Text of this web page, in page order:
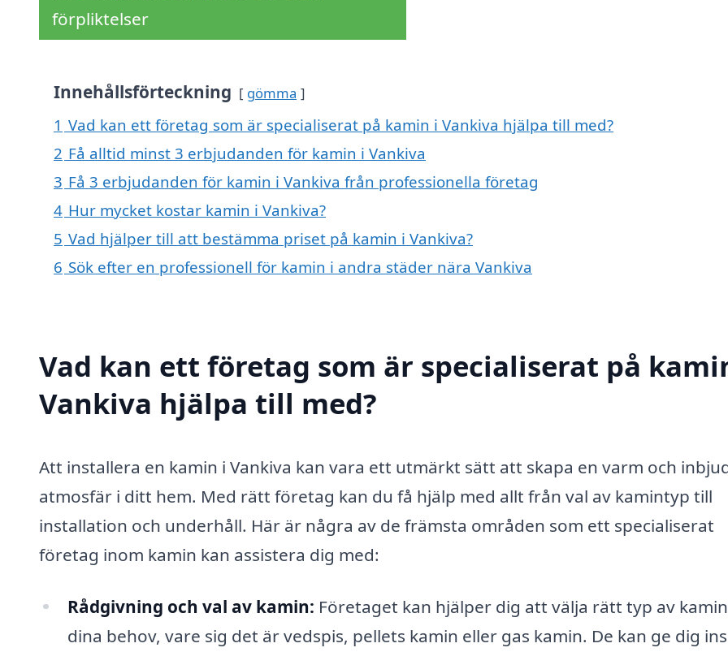
förpliktelser
Innehållsförteckning gömma
1 Vad kan ett företag som är specialiserat på kamin i Vankiva hjälpa till med?
2 Få alltid minst 3 erbjudanden för kamin i Vankiva
3 Få 3 erbjudanden för kamin i Vankiva från professionella företag
4 Hur mycket kostar kamin i Vankiva?
5 Vad hjälper till att bestämma priset på kamin i Vankiva?
6 Sök efter en professionell för kamin i andra städer nära Vankiva
Vad kan ett företag som är specialiserat på
Vankiva hjälpa till med?
Att installera en kamin i Vankiva kan vara ett utmärkt sätt att skapa en varm och
atmosfär i ditt hem. Med rätt företag kan du få hjälp med allt från val av kamintyp till
installation och underhåll. Här är några av de främsta områden som ett specialiserat
företag inom kamin kan assistera dig med:
Rådgivning och val av kamin: Företaget kan hjälper dig att välja rätt typ av
dina behov, vare sig det är vedspis, pellets kamin eller gas kamin. De kan ge dig